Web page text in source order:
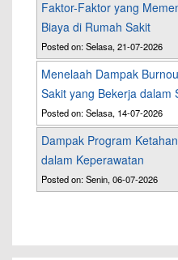
Faktor-Faktor yang
Biaya di Rumah Sakit
Posted on: Selasa, 21-07-2026
Menelaah Dampak
Sakit yang Bekerja dalam
Posted on: Selasa, 14-07-2026
Dampak Program
dalam Keperawatan
Posted on: Senin, 06-07-2026